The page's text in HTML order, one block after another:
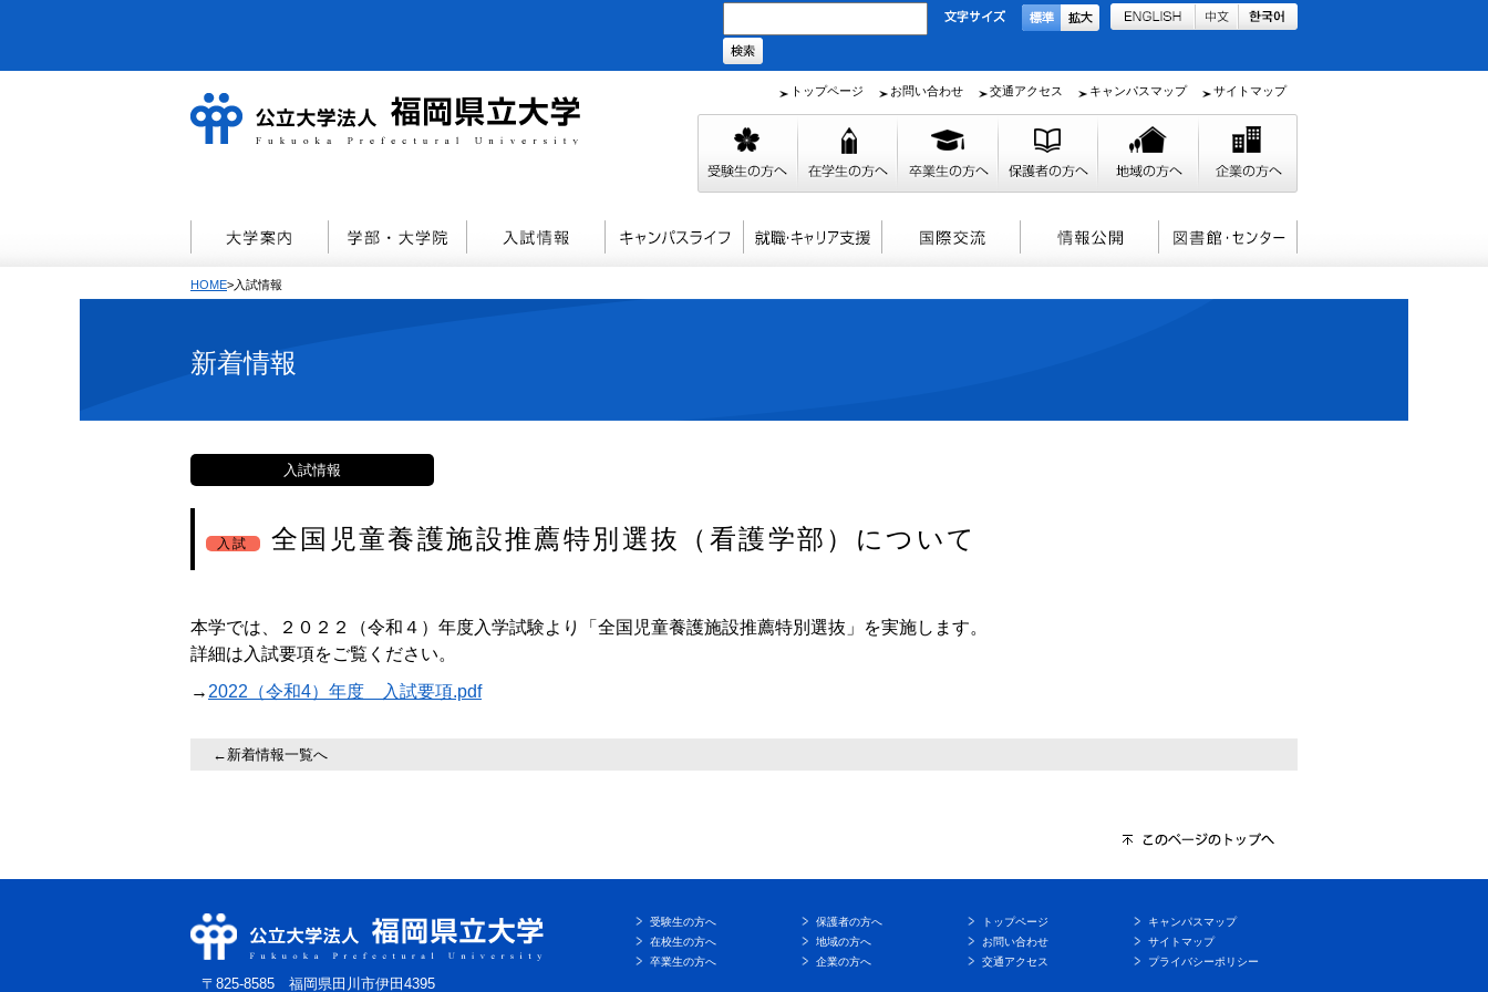
トップページ お問い合わせ 交通アクセス キャンパスマップ サイトマップ
HOME>入試情報
新着情報
入試情報
入試 全国児童養護施設推薦特別選抜（看護学部）について
本学では、２０２２（令和４）年度入学試験より「全国児童養護施設推薦特別選抜」を実施します。
詳細は入試要項をご覧ください。
→ 2022（令和4）年度 入試要項.pdf
←新着情報一覧へ
〒825-8585 福岡県田川市伊田4395
受験生の方へ
在校生の方へ
卒業生の方へ
保護者の方へ
地域の方へ
企業の方へ
トップページ
お問い合わせ
交通アクセス
キャンパスマップ
サイトマップ
プライバシーポリシー